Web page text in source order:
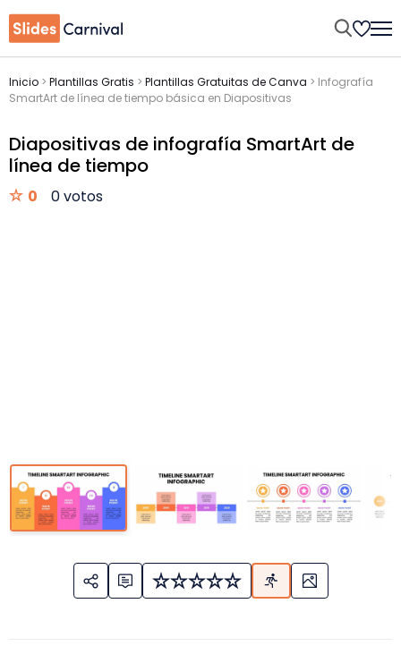
Inicio > Plantillas Gratis > Plantillas Gratuitas de Canva > Infografía
SmartArt de línea de tiempo básica en Diapositivas
Diapositivas de infografía SmartArt de
línea de tiempo
0 0 votos